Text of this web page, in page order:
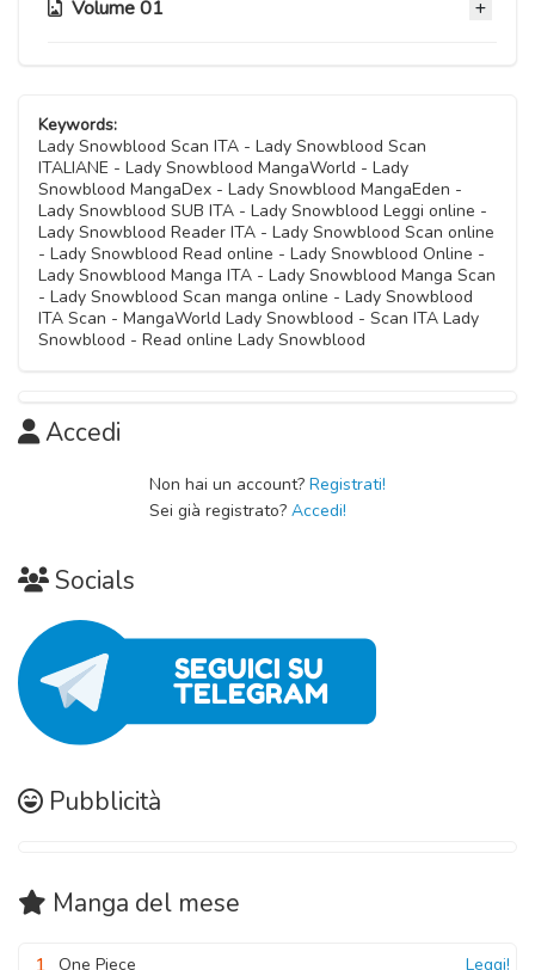
Capitolo 09.1
01 Ottobre 2020
Capitolo 09
01 Ottobre 2020
Capitolo 07
01 Ottobre 2020
Capitolo 06
01 Ottobre 2020
Volume 01
Capitolo 04
01 Ottobre 2020
Capitolo 03
01 Ottobre 2020
Capitolo 02
Capitolo 01
01 Ottobre 2020
Keywords:
Lady Snowblood Scan ITA - Lady Snowblood Scan
ITALIANE - Lady Snowblood MangaWorld - Lady
Snowblood MangaDex - Lady Snowblood MangaEden -
Lady Snowblood SUB ITA - Lady Snowblood Leggi online -
Lady Snowblood Reader ITA - Lady Snowblood Scan online
- Lady Snowblood Read online - Lady Snowblood Online -
Lady Snowblood Manga ITA - Lady Snowblood Manga Scan
- Lady Snowblood Scan manga online - Lady Snowblood
ITA Scan - MangaWorld Lady Snowblood - Scan ITA Lady
Snowblood - Read online Lady Snowblood
Accedi
Non hai un account? Registrati!
Sei già registrato? Accedi!
Socials
Pubblicità
Manga del mese
1 One Piece Leggi!